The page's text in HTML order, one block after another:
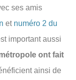
ses amis
et numéro 2 du
important aussi
ont fait
ainsi de